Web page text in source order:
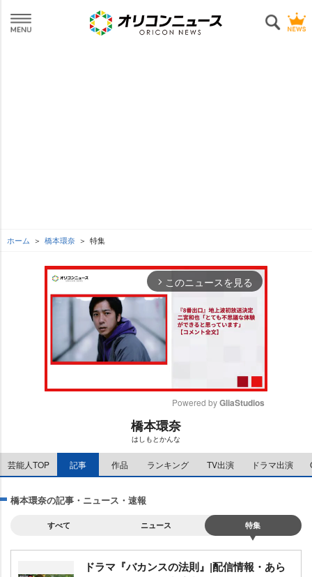
ホーム 橋本環奈 特集
arrow_forward_ios このニュースを見る
e
Powered by GliaStudios
橋本環奈
はしもとかんな
芸能人TOP 記事 作品 ランキング TV出演 ドラマ出演
橋本環奈の記事・ニュース・速報
すべて ニュース 特集
ドラマ『バカンスの法則』|配信情報・あら